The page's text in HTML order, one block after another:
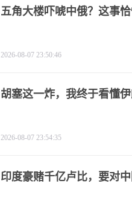
五角大楼吓唬中俄？这事
2026-08-07 23:50:46
胡塞这一炸，我终于看懂
2026-08-07 23:54:35
印度豪赌千亿卢比，要对中